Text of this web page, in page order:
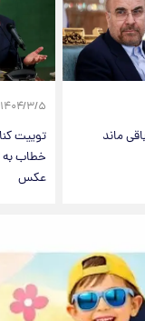
ماند
۱۴۰۴/۳/۵
توییت
خطاب
عکس